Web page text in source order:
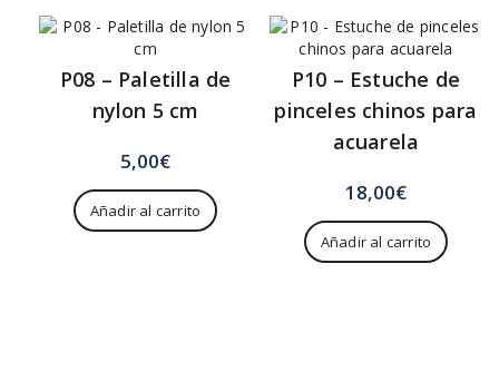
P08 – Paletilla de
nylon 5 cm
5,00€
Añadir al carrito
P10 – Estuche de
pinceles chinos para
acuarela
18,00€
Añadir al carrito